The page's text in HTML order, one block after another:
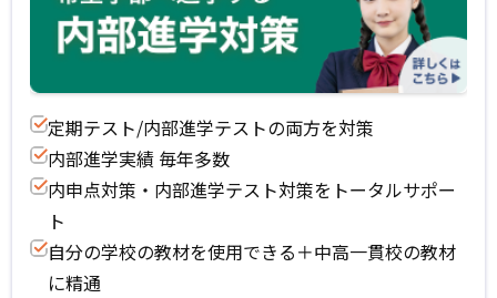
定期テスト/内部進学テストの両方を対策
内部進学実績 毎年多数
内申点対策・内部進学テスト対策をトータルサポー
ト
自分の学校の教材を使用できる＋中高一貫校の教材
に精通